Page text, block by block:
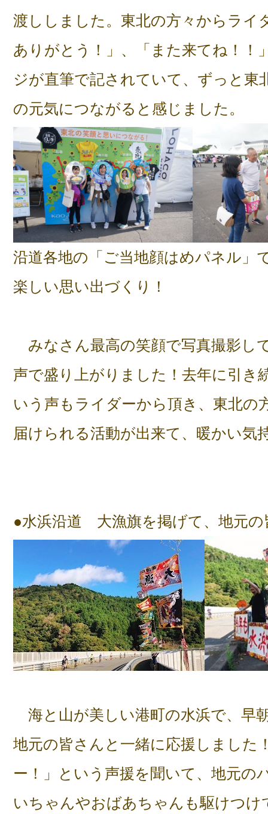
渡ししました。東北の方々からライ
ありがとう！」、「また来てね！！
ジが直筆で記されていて、ずっと東
の元気につながると感じました。
沿道各地の「ご当地顔はめパネル」
楽しい思い出づくり！
みなさん最高の笑顔で写真撮影し
声で盛り上がりました！去年に引き
いう声もライダーから頂き、東北の
届けられる活動が出来て、暖かい気
●水浜沿道 大漁旗を掲げて、地元の
海と山が美しい港町の水浜で、早
地元の皆さんと一緒に応援しました
ー！」という声援を聞いて、地元の
いちゃんやおばあちゃんも駆けつけ